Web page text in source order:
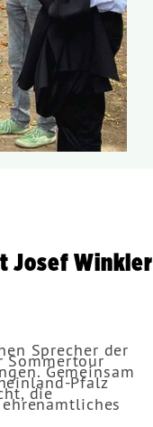
Josef Winkler
Sprecher der
Sommertour
Gemeinsam
Pfalz
die